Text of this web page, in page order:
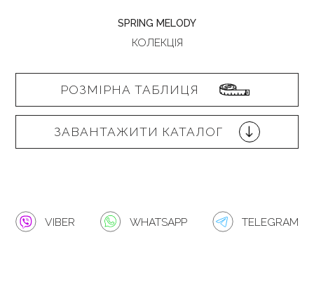
КОЛЕКЦІЯ
SPRING MELODY
РОЗМІРНА ТАБЛИЦЯ
ЗАВАНТАЖИТИ КАТАЛОГ
VIBER WHATSAPP TELEGRAM